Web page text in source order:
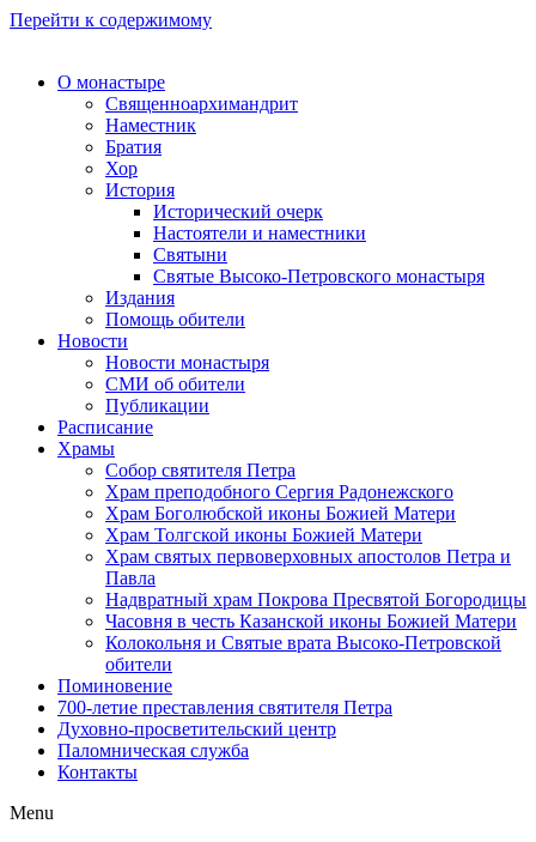
Перейти к содержимому
О монастыре
Священноархимандрит
Наместник
Братия
Хор
История
Исторический очерк
Настоятели и наместники
Святыни
Святые Высоко-Петровского монастыря
Издания
Помощь обители
Новости
Новости монастыря
СМИ об обители
Публикации
Расписание
Храмы
Собор святителя Петра
Храм преподобного Сергия Радонежского
Храм Боголюбской иконы Божией Матери
Храм Толгской иконы Божией Матери
Храм святых первоверховных апостолов Петра и
Павла
Надвратный храм Покрова Пресвятой Богородицы
Часовня в честь Казанской иконы Божией Матери
Колокольня и Святые врата Высоко-Петровской
обители
Поминовение
700-летие преставления святителя Петра
Духовно-просветительский центр
Паломническая служба
Контакты
Menu